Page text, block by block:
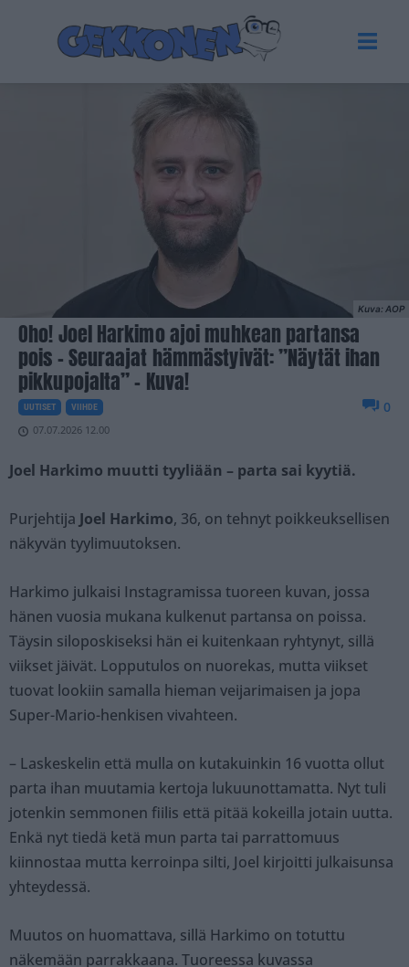
Kuva: AOP
Oho! Joel Harkimo ajoi muhkean partansa
pois – Seuraajat hämmästyivät: ”Näytät ihan
pikkupojalta” – Kuva!
UUTISET VIIHDE
07.07.2026 12.00
0
Joel Harkimo muutti tyyliään – parta sai kyytiä.
Purjehtija Joel Harkimo, 36, on tehnyt poikkeuksellisen
näkyvän tyylimuutoksen.
Harkimo julkaisi Instagramissa tuoreen kuvan, jossa
hänen vuosia mukana kulkenut partansa on poissa.
Täysin siloposkiseksi hän ei kuitenkaan ryhtynyt, sillä
viikset jäivät. Lopputulos on nuorekas, mutta viikset
tuovat lookiin samalla hieman veijarimaisen ja jopa
Super-Mario-henkisen vivahteen.
– Laskeskelin että mulla on kutakuinkin 16 vuotta ollut
parta ihan muutamia kertoja lukuunottamatta. Nyt tuli
jotenkin semmonen fiilis että pitää kokeilla jotain uutta.
Enkä nyt tiedä ketä mun parta tai parrattomuus
kiinnostaa mutta kerroinpa silti, Joel kirjoitti julkaisunsa
yhteydessä.
Muutos on huomattava, sillä Harkimo on totuttu
näkemään parrakkaana. Tuoreessa kuvassa